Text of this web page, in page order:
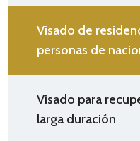
Visado de
personas de
Visado para
larga duración